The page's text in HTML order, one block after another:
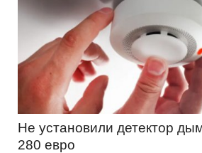
Не установили детектор
280 евро